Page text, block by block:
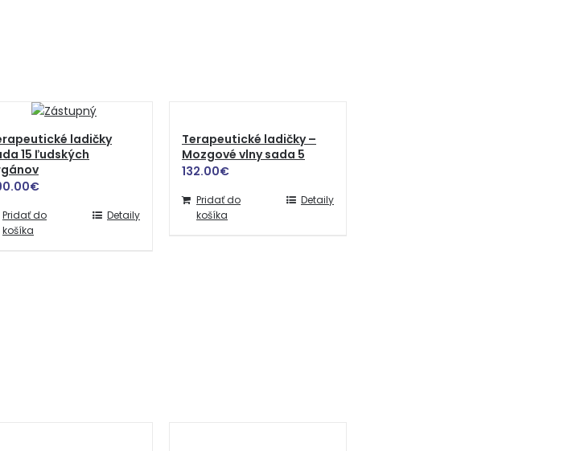
ladičky
15 ľudských
€
Pridať do
košíka
Detaily
Terapeutické ladičky –
Mozgové vlny sada 5
132.00€
Pridať do
košíka
Detaily